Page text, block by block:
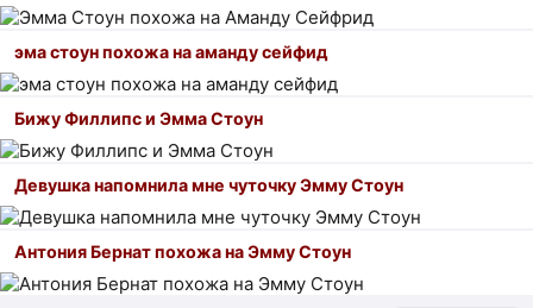
эма стоун похожа на аманду сейфид
Бижу Филлипс и Эмма Стоун
Девушка напомнила мне чуточку Эмму Стоун
Антония Бернат похожа на Эмму Стоун